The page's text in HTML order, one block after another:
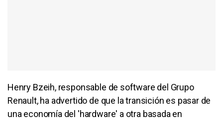
Henry Bzeih, responsable de software del Grupo
Renault, ha advertido de que la transición es pasar de
una economía del 'hardware' a otra basada en